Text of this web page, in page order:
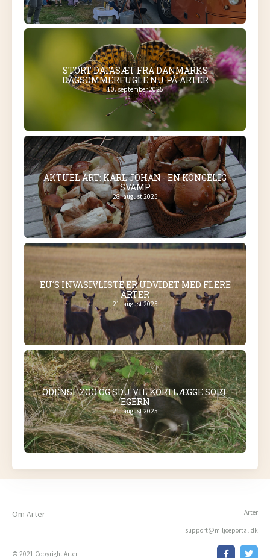
STORT DATASÆT FRA DANMARKS
DAGSOMMERFUGLE NU PÅ ARTER
10. september 2025
AKTUEL ART: KARL JOHAN - EN KONGELIG
SVAMP
28. august 2025
EU´S INVASIVLISTE ER UDVIDET MED FLERE
ARTER
21. august 2025
ODENSE ZOO OG SDU VIL KORTLÆGGE SORT
EGERN
21. august 2025
Om Arter Arter
support@miljoeportal.dk
© 2021 Copyright Arter